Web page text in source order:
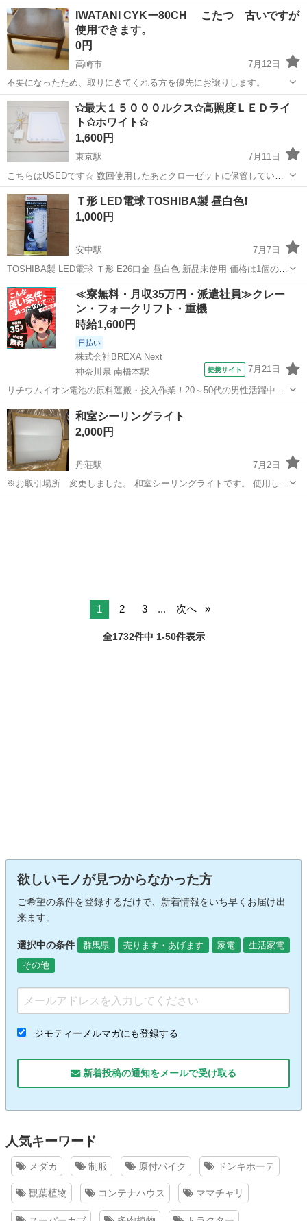
Shirohealth 高速ヘアドライヤーです。 4段階の温度調整と3段階の風量
調整機能を搭載。 ワンタッチで冷風に切り替え可能です。 ・ブラン
ド：Shi...
群馬 高崎市
IWATANI CYKー80CH こたつ 古いですが
使用できます。
0円
高崎市
7月12日
不要になったため、取りにきてくれる方を優先にお譲りします。
群馬 高崎市 生活家電
✩最大１５０００ルクス✩高照度ＬＥＤライ
ト✩ホワイト✩
1,600円
東京駅
7月11日
こちらはUSEDです☆ 数回使用したあとクローゼットに保管していた
ので目立つキズ等のない美品です(個人主観)✩ Amazonにて購入した
『高照度ＬＥＤライト』です✩ 最大１５０００ルクスのとても明るい
ＬＥＤライトで５段...
群馬 太田市 東京駅 生活家電
Ｔ形 LED電球 TOSHIBA製 昼白色❗️
1,000円
安中駅
7月7日
TOSHIBA製 LED電球 Ｔ形 E26口金 昼白色 新品未使用 価格は1個の価
格です。 在庫2個有り
群馬 安中市 安中駅 生活家電 LED電球
≪寮無料・月収35万円・派遣社員≫クレー
ン・フォークリフト・重機
時給1,600円
日払い
株式会社BREXA Next
神奈川県 南橋本駅
提携サイト 7月21日
リチウムイオン電池の原料運搬・投入作業！20～50代の男性活躍中★
ワンルーム寮完備！赴任旅費会社負担！年間休日130日★フォークリフ
ト免許お持ちの方、活躍中！就業先食堂利用可★《神奈川県相模原
市》 人気の工場のお仕事 ◇電...
神奈川 相模原市 南橋本駅 その他
和室シーリングライト
2,000円
丹荘駅
7月2日
※お取引場所 変更しました。 和室シーリングライトです。 使用しな
くなったので出品します。 【サイズ】縦：58cm、横：58cm、高さ：
1 2 3 ... 次へ
全1732件中 1-50件表示
欲しいモノが見つからなかった方
ご希望の条件を登録するだけで、新着情報をいち早くお届け出
来ます。
選択中の条件 群馬県 売ります・あげます 家電
生活家電
その他
ジモティーメルマガにも登録する
新着投稿の通知をメールで受け取る
人気キーワード
メダカ 制服 原付バイク ドンキホーテ
観葉植物 コンテナハウス ママチャリ